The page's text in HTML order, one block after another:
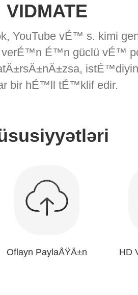
VIDMATE
YouTube vÉ™ s. kimi
É™n güclü vÉ™
bir hÉ™ll tÉ™klif edir.
Oflayn PaylaÅŸÄ±n HD